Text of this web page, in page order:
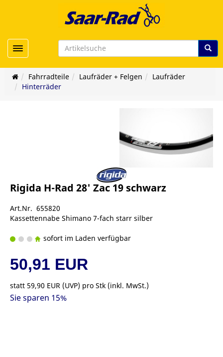
Toggle navigation
Fahrradteile Laufräder + Felgen
Laufräder
Hinterräder
Rigida H-Rad 28' Zac 19 schwarz
Art.Nr. 655820
Kassettennabe Shimano 7-fach starr silber
sofort im Laden verfügbar
50,91 EUR
statt 59,90 EUR (UVP) pro Stk (inkl. MwSt.)
Sie sparen 15%